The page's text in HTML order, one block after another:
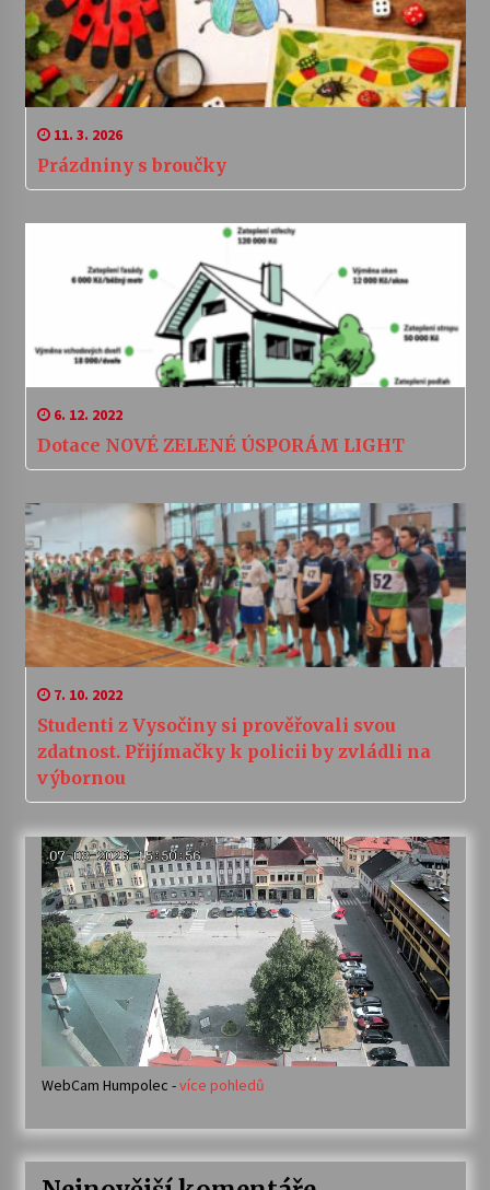
11. 3. 2026
Prázdniny s broučky
6. 12. 2022
Dotace NOVÉ ZELENÉ ÚSPORÁM LIGHT
7. 10. 2022
Studenti z Vysočiny si prověřovali svou
zdatnost. Přijímačky k policii by zvládli na
výbornou
WebCam Humpolec -více pohledů